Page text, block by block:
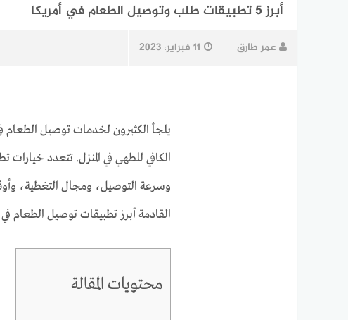
أبرز 5 تطبيقات طلب وتوصيل الطعام في أمريكا
عمر طارق 11 فبراير، 2023
يلجأ الكثيرون لخدمات توصيل الطعام
الكافي للطهي في المنزل. تتعدد
وسرعة التوصيل، ومجال التغطية،
القادمة أبرز تطبيقات توصيل الطعام في
محتويات المقالة